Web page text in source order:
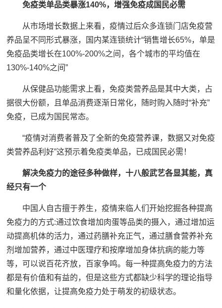
免疫类单品类暴涨140%，增强免疫成国民必需
从市场增长数据上来看，疫情过后众多连锁门店免疫营
养品呈不同形式暴涨，国内某连锁统计“销售增长65%，单是
免疫品类增长在100%-200%之间，各个城市的平均值在
130%-140%之间”
从保健品功能需求上看，免疫类营养品是其中大类，占
据很大份额，且单品消费逐渐日常化，随时购入随时“补充”
免疫，已成为国民常态。
“疫情对消费者普及了全新的免疫营养课，数据又对免疫
类营养品利好”这预示着免疫类单品，已成国民必需！
解决免疫力的途径多种做样，十八般武艺各显其能，真
经只有一个
中国人自古擅于养生，疫情来临人们开始挖掘各种提高
免疫力的方式:通过饮食增加肉蛋等品类的摄入，通过增加运
动提高机体的活力，通过药膳补充正气，通过膳食营养补充
剂增加营养，通过中医理疗和按摩增加身体抗病的能力等
等，可以说百花齐放，百家争鸣。每一种提高免疫力的方法
都是有价值和有益的，但是这些方式都缺少科学的理论指导
和量化依据，让提高免疫力处于萌发的初级状态。